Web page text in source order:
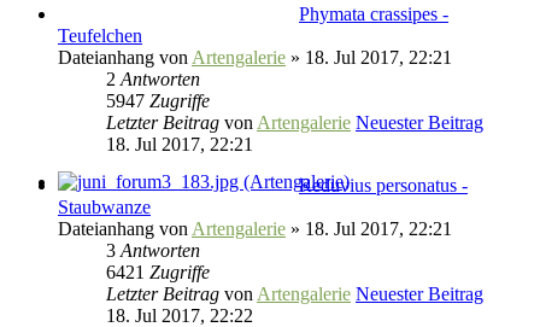
Phymata crassipes -
Teufelchen
Dateianhang von Artengalerie » 18. Jul 2017, 22:21
2 Antworten
5947 Zugriffe
Letzter Beitrag von Artengalerie Neuester Beitrag
18. Jul 2017, 22:21
Reduvius personatus -
Staubwanze
Dateianhang von Artengalerie » 18. Jul 2017, 22:21
3 Antworten
6421 Zugriffe
Letzter Beitrag von Artengalerie Neuester Beitrag
18. Jul 2017, 22:22